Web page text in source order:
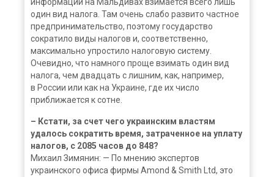
один вид налога. Там очень слабо развито частное
предпринимательство, поэтому государство
сократило виды налогов и, соответственно,
максимально упростило налоговую систему.
Очевидно, что намного проще взимать один вид
налога, чем двадцать с лишним, как, например,
в России или как на Украине, где их число
приближается к сотне.
– Кстати, за счет чего украинским властям
удалось сократить время, затраченное на уплату
налогов, с 2085 часов до 848?
Михаил Зимянин: — По мнению экспертов
украинского офиса фирмы Amond & Smith Ltd, это